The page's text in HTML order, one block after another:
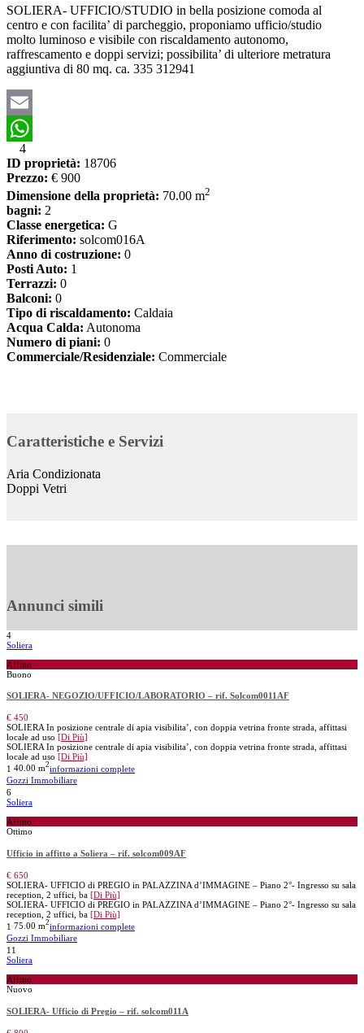
SOLIERA- UFFICIO/STUDIO in bella posizione comoda al
centro e con facilita’ di parcheggio, proponiamo ufficio/studio
molto luminoso e visibile con riscaldamento autonomo,
raffrescamento e doppi servizi; possibilita’ di ulteriore metratura
aggiuntiva di 80 mq. ca. 335 312941
Email
WhatsApp
4
ID proprietà: 18706
Prezzo: € 900
Dimensione della proprietà: 70.00 m2
bagni: 2
Classe energetica: G
Riferimento: solcom016A
Anno di costruzione: 0
Posti Auto: 1
Terrazzi: 0
Balconi: 0
Tipo di riscaldamento: Caldaia
Acqua Calda: Autonoma
Numero di piani: 0
Commerciale/Residenziale: Commerciale
Caratteristiche e Servizi
Aria Condizionata
Doppi Vetri
Annunci simili
4
Soliera
Affitto
Buono
SOLIERA- NEGOZIO/UFFICIO/LABORATORIO – rif. Solcom0011AF
€ 450
SOLIERA In posizione centrale di apia visibilita’, con doppia vetrina fronte strada, affittasi
locale ad uso [Di Più]
SOLIERA In posizione centrale di apia visibilita’, con doppia vetrina fronte strada, affittasi
locale ad uso [Di Più]
1 40.00 m2informazioni complete
Gozzi Immobiliare
6
Soliera
Affitto
Ottimo
Ufficio in affitto a Soliera – rif. solcom009AF
€ 650
SOLIERA- UFFICIO di PREGIO in PALAZZINA d’IMMAGINE – Piano 2°- Ingresso su sala
reception, 2 uffici, ba [Di Più]
SOLIERA- UFFICIO di PREGIO in PALAZZINA d’IMMAGINE – Piano 2°- Ingresso su sala
reception, 2 uffici, ba [Di Più]
1 75.00 m2informazioni complete
Gozzi Immobiliare
11
Soliera
Affitto
Nuovo
SOLIERA- Ufficio di Pregio – rif. solcom011A